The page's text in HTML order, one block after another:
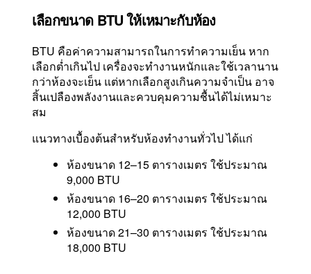
เลือกขนาด BTU ให้เหมาะกับห้อง
BTU คือค่าความสามารถในการทำความเย็น หาก
เลือกต่ำเกินไป เครื่องจะทำงานหนักและใช้เวลานาน
กว่าห้องจะเย็น แต่หากเลือกสูงเกินความจำเป็น อาจ
สิ้นเปลืองพลังงานและควบคุมความชื้นได้ไม่เหมาะ
สม
แนวทางเบื้องต้นสำหรับห้องทำงานทั่วไป ได้แก่
ห้องขนาด 12–15 ตารางเมตร ใช้ประมาณ
9,000 BTU
ห้องขนาด 16–20 ตารางเมตร ใช้ประมาณ
12,000 BTU
ห้องขนาด 21–30 ตารางเมตร ใช้ประมาณ
18,000 BTU